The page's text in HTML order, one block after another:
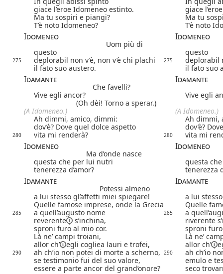
giace l’eroe Idomeneo estinto.
giace
Ma tu sospiri e piangi?
Ma tu
T’è noto Idomeneo?
T’è noto
Idomeneo Idomeneo
Uom più di
questo
questo
275 deplorabil non v’è, non v’è chi plachi 275
deplorabil
il fato suo austero.
il fato suo
Idamante Idamante
Che favelli?
Vive egli ancor?
Vive egli
(Oh dèi! Torno a sperar.)
(A Idomeneo.)
(A Idomeneo.)
Ah dimmi, amico, dimmi:
Ah dimmi,
dov’è? Dove quel dolce aspetto
dov’è?
280 vita mi renderà? 280 vita mi
Idomeneo Idomeneo
Ma d’onde nasce
questa che per lui nutri
questa
tenerezza d’amor?
tenerezza
Idamante Idamante
Potessi almeno
a lui stesso gl’affetti miei spiegare!
a lui
Quelle famose imprese, onde la Grecia
Quelle
285 a quell’augusto nome 285
a
reverente
s’inchina,
riverente
sproni furo al mio cor.
sproni
Là ne’ campi troiani,
Là ne’
allor ch’
egli cogliea lauri e trofei, allor ch’
290 ah ch’io non potei di morte a scherno, 290
ah ch’io
se testimonio fui del suo valore,
emulo e
essere a parte ancor del grand’onore?
seco